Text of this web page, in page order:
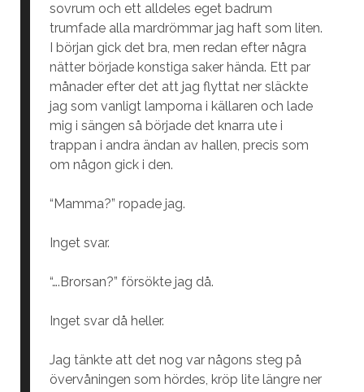
sovrum och ett alldeles eget badrum
trumfade alla mardrömmar jag haft som liten.
I början gick det bra, men redan efter några
nätter började konstiga saker hända. Ett par
månader efter det att jag flyttat ner släckte
jag som vanligt lamporna i källaren och lade
mig i sängen så började det knarra ute i
trappan i andra ändan av hallen, precis som
om någon gick i den.
“Mamma?” ropade jag.
Inget svar.
“….Brorsan?” försökte jag då.
Inget svar då heller.
Jag tänkte att det nog var någons steg på
övervåningen som hördes, kröp lite längre ner